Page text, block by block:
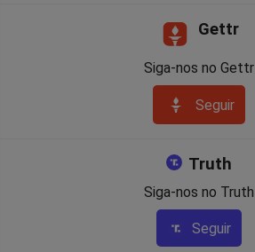
Gettr
Siga-nos no Gettr
Seguir
Truth
Siga-nos no Truth
Seguir